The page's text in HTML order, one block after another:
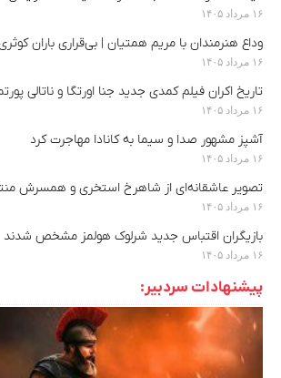
۱۶ مرداد ۱۴۰۵
وداع هنرمندان با مریم همتیان | بی‌قراری باران
۱۶ مرداد ۱۴۰۵
تاریخ اکران فیلم کمدی جدید جنا اورتگا و ناتالی
۱۶ مرداد ۱۴۰۵
آشپز مشهور صدا و سیما به کانادا مهاجرت کرد
۱۶ مرداد ۱۴۰۵
تصویر عاشقانه‌ای از شاهرخ استخری و همسرش
۱۶ مرداد ۱۴۰۵
بازیگران اقتباس جدید شرلوک هولمز مشخص شدند
۱۶ مرداد ۱۴۰۵
پیشنهادات سردبیر: